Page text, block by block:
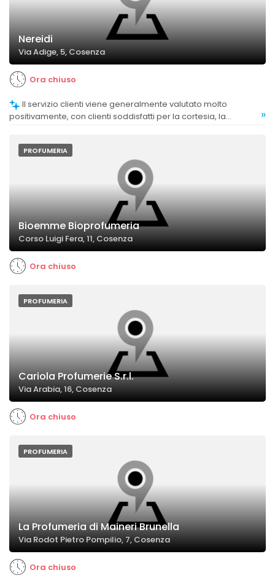
Nereidi
Via Adige, 5, Cosenza
Ora chiuso
positivamente, con clienti soddisfatti per la cortesia, la
»
PROFUMERIA
Bioemme Bioprofumeria
Corso Luigi Fera, 11, Cosenza
Ora chiuso
PROFUMERIA
Cariola Profumerie S.r.l.
Via Arabia, 16, Cosenza
Ora chiuso
PROFUMERIA
La Profumeria di Maineri Brunella
Via Rodot Pietro Pompilio, 7, Cosenza
Ora chiuso